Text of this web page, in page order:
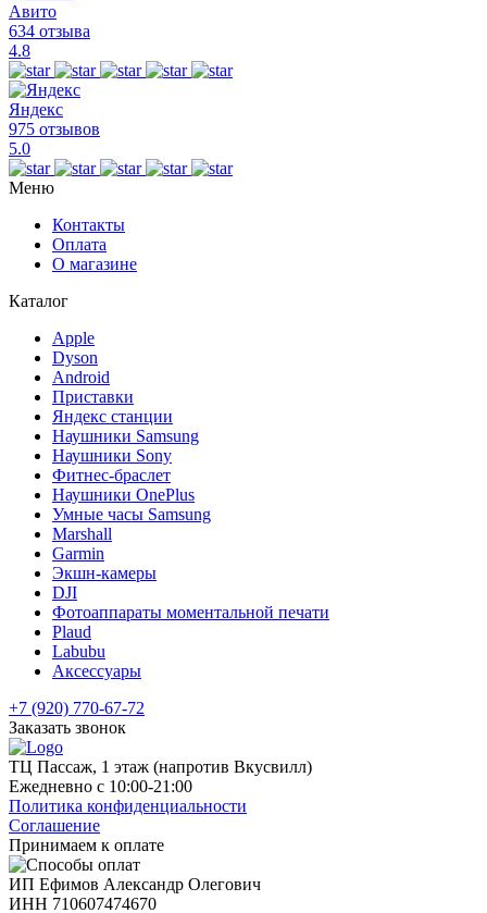
Авито
634 отзыва
4.8
Яндекс
975 отзывов
5.0
Меню
Контакты
Оплата
О магазине
Каталог
Apple
Dyson
Android
Приставки
Яндекс станции
Наушники Samsung
Наушники Sony
Фитнес-браслет
Наушники OnePlus
Умные часы Samsung
Marshall
Garmin
Экшн-камеры
DJI
Фотоаппараты моментальной печати
Plaud
Labubu
Аксессуары
+7 (920) 770-67-72
Заказать звонок
ТЦ Пассаж, 1 этаж (напротив Вкусвилл)
Ежедневно с 10:00-21:00
Политика конфиденциальности
Соглашение
Принимаем к оплате
ИП Ефимов Александр Олегович
ИНН 710607474670